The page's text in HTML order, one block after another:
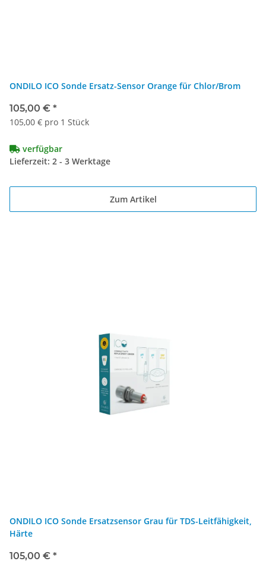
ONDILO ICO Sonde Ersatz-Sensor Orange für Chlor/Brom
105,00 € *
105,00 € pro 1 Stück
verfügbar
Lieferzeit: 2 - 3 Werktage
Zum Artikel
ONDILO ICO Sonde Ersatzsensor Grau für TDS-Leitfähigkeit,
Härte
105,00 € *